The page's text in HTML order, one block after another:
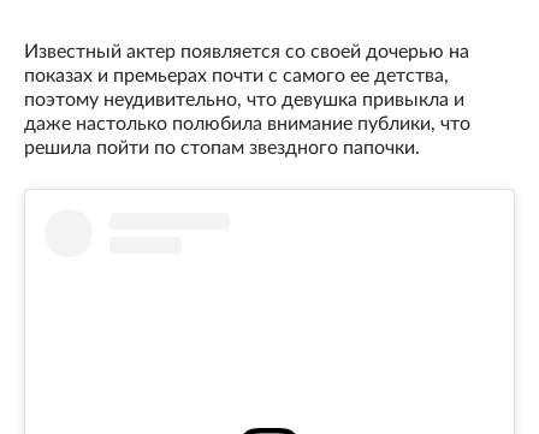
Известный актер появляется со своей дочерью на
показах и премьерах почти с самого ее детства,
поэтому неудивительно, что девушка привыкла и
даже настолько полюбила внимание публики, что
решила пойти по стопам звездного папочки.